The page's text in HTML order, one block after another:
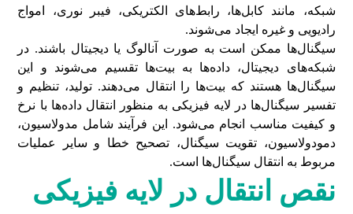
شبکه، مانند کابل‌ها، رابط‌های الکتریکی، فیبر نوری، امواج
رادیویی و غیره ایجاد می‌شوند.
سیگنال‌ها ممکن است به صورت آنالوگ یا دیجیتال باشند. در
شبکه‌های دیجیتال، داده‌ها به بیت‌ها تقسیم می‌شوند و این
سیگنال‌ها هستند که بیت‌ها را انتقال می‌دهند. تولید، تنظیم و
تفسیر سیگنال‌ها در لایه فیزیکی به منظور انتقال داده‌ها با نرخ
و کیفیت مناسب انجام می‌شود. این فرآیند شامل مدولاسیون،
دمودولاسیون، تقویت سیگنال، تصحیح خطا و سایر عملیات
مربوط به انتقال سیگنال‌ها است.
نقص انتقال در لایه فیزیکی